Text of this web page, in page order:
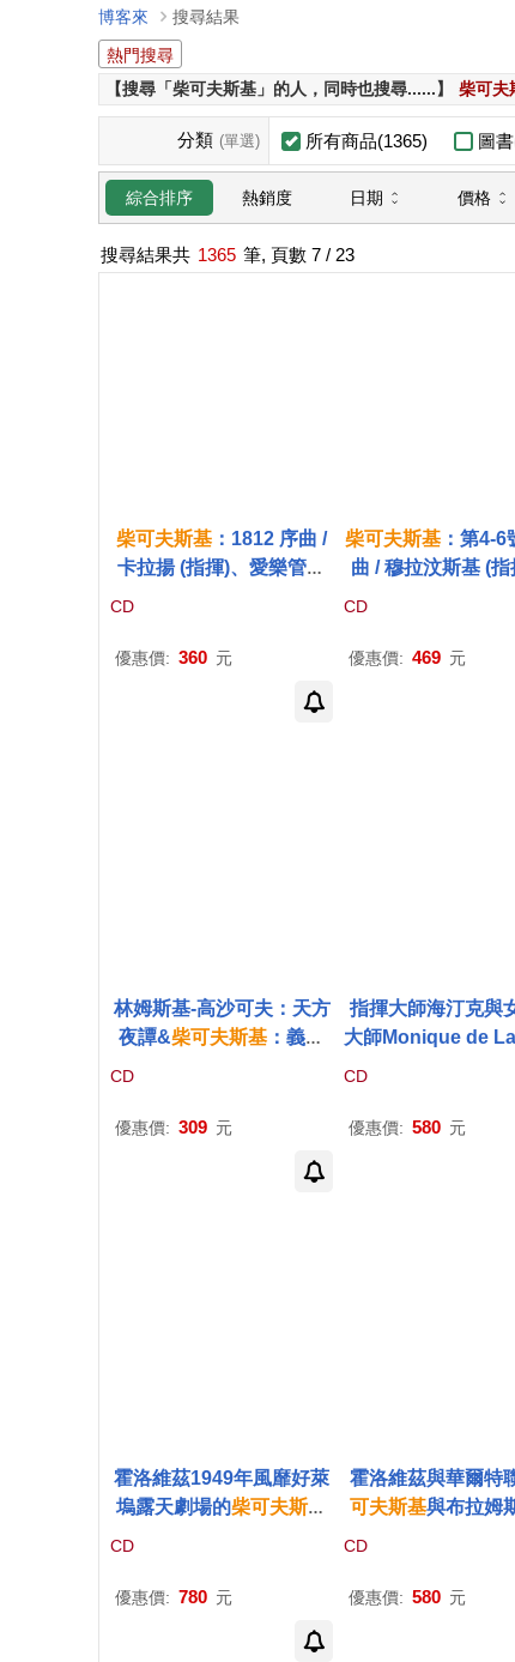
博客來
搜尋結果
熱門搜尋
【搜尋「柴可夫斯基」的人，同時也搜尋......】
柴可夫
分類 (單選) 所有商品(1365) 圖
綜合排序 熱銷度 日期 價格
搜尋結果共 1365 筆, 頁數 7 / 23
柴可夫斯基 ：1812 序曲 /
卡拉揚 (指揮)、愛樂管弦
樂團 (CD)(Tchaikovsky:
Von Karajan (Conducto
CD
優惠價: 360 元
柴可夫斯基 ：第4-6
曲 / 穆拉汶斯基 (指
寧格勒愛樂
6 "Pathetique" /
Philharmonic
CD
優惠價: 469 元
林姆斯基-高沙可夫：天方
夜譚&柴可夫斯基 ：義大
利隨想曲、1812序曲 / 卡
sky-Korsakov: Scheher
CD
優惠價: 309 元
指揮大師海汀克與
大師Monique de
hollerie聯演
曝光(Haitink live in
CD
優惠價: 580 元
霍洛維茲1949年風靡好萊
塢露天劇場的柴可夫斯基
第一號鋼琴協奏曲 (終極H
949 & 1950 Hollywood B
CD
優惠價: 780 元
霍洛維茲與華爾特
可夫斯基與布拉姆
協奏曲 / 音質大幅
版)(Horowitz &
Piano concerto
CD
優惠價: 580 元